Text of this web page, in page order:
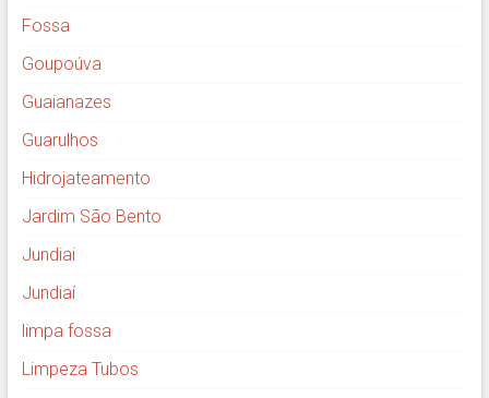
Fossa
Goupoúva
Guaianazes
Guarulhos
Hidrojateamento
Jardim São Bento
Jundiai
Jundiaí
limpa fossa
Limpeza Tubos